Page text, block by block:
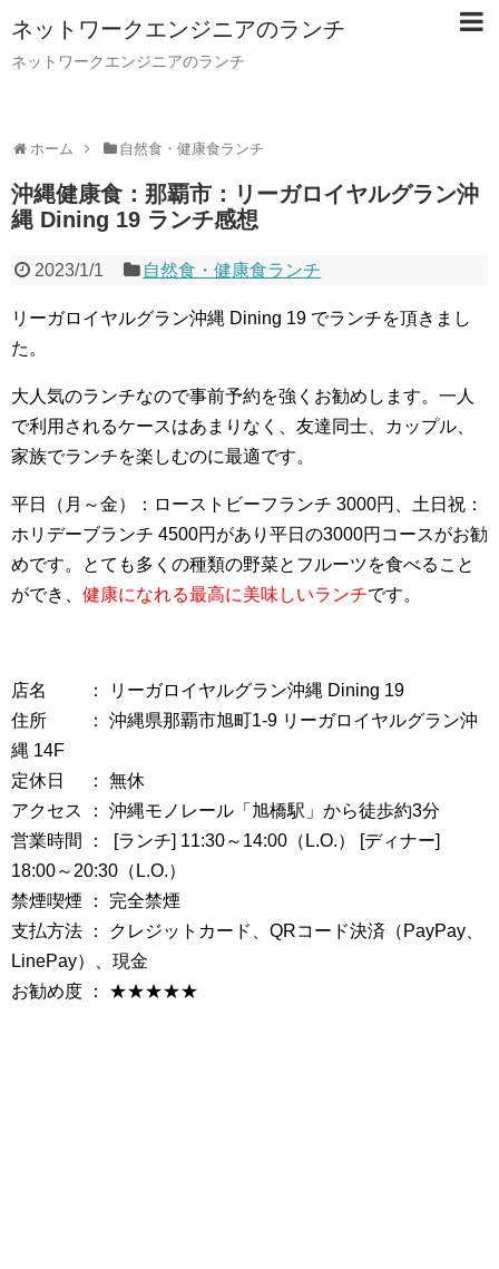
ネットワークエンジニアのランチ
ネットワークエンジニアのランチ
ホーム 自然食・健康食ランチ
沖縄健康食：那覇市：リーガロイヤルグラン沖
縄 Dining 19 ランチ感想
2023/1/1 自然食・健康食ランチ
リーガロイヤルグラン沖縄 Dining 19 でランチを頂きまし
た。
大人気のランチなので事前予約を強くお勧めします。一人
で利用されるケースはあまりなく、友達同士、カップル、
家族でランチを楽しむのに最適です。
平日（月～金）：ローストビーフランチ 3000円、土日祝：
ホリデーブランチ 4500円があり平日の3000円コースがお勧
めです。とても多くの種類の野菜とフルーツを食べること
ができ、 健康になれる最高に美味しいランチです。
店名 ： リーガロイヤルグラン沖縄 Dining 19
住所 ： 沖縄県那覇市旭町1-9 リーガロイヤルグラン沖
縄 14F
定休日 ： 無休
アクセス ： 沖縄モノレール「旭橋駅」から徒歩約3分
営業時間 ： [ランチ] 11:30～14:00（L.O.） [ディナー]
18:00～20:30（L.O.）
禁煙喫煙 ： 完全禁煙
支払方法 ： クレジットカード、QRコード決済（PayPay、
LinePay）、現金
お勧め度 ： ★★★★★